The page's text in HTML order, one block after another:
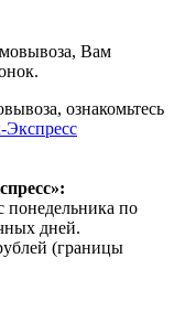
Вам
ознакомьтесь
понедельника по
дней.
(границы